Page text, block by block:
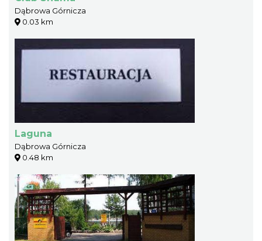
Dąbrowa Górnicza
0.03 km
Laguna
Dąbrowa Górnicza
0.48 km